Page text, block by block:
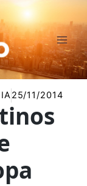
25/11/2014